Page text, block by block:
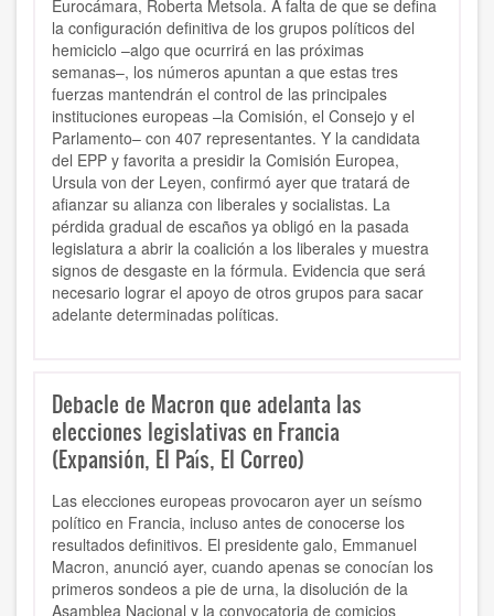
Eurocámara, Roberta Metsola. A falta de que se defina
la configuración definitiva de los grupos políticos del
hemiciclo –algo que ocurrirá en las próximas
semanas–, los números apuntan a que estas tres
fuerzas mantendrán el control de las principales
instituciones europeas –la Comisión, el Consejo y el
Parlamento– con 407 representantes. Y la candidata
del EPP y favorita a presidir la Comisión Europea,
Ursula von der Leyen, confirmó ayer que tratará de
afianzar su alianza con liberales y socialistas. La
pérdida gradual de escaños ya obligó en la pasada
legislatura a abrir la coalición a los liberales y muestra
signos de desgaste en la fórmula. Evidencia que será
necesario lograr el apoyo de otros grupos para sacar
adelante determinadas políticas.
Debacle de Macron que adelanta las
elecciones legislativas en Francia
(Expansión, El País, El Correo)
Las elecciones europeas provocaron ayer un seísmo
político en Francia, incluso antes de conocerse los
resultados definitivos. El presidente galo, Emmanuel
Macron, anunció ayer, cuando apenas se conocían los
primeros sondeos a pie de urna, la disolución de la
Asamblea Nacional y la convocatoria de comicios